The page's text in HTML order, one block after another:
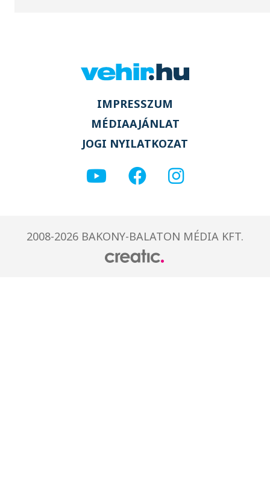
IMPRESSZUM
MÉDIAAJÁNLAT
JOGI NYILATKOZAT
2008-2026 BAKONY-BALATON MÉDIA KFT.